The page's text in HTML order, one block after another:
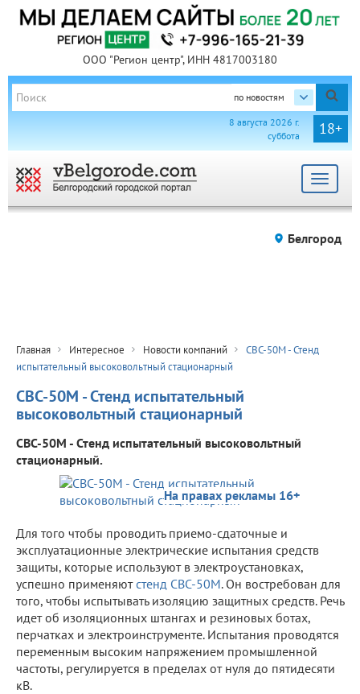
ООО "Регион центр", ИНН 4817003180
по новостям
18+
8 августа 2026 г.
суббота
Toggle
Белгород
Главная Интересное Новости компаний
СВС-50М - Стенд
испытательный высоковольтный стационарный
СВС-50М - Стенд испытательный
высоковольтный стационарный
СВС-50М - Стенд испытательный высоковольтный
стационарный.
На правах рекламы 16+
Для того чтобы проводить приемо-сдаточные и
эксплуатационные электрические испытания средств
защиты, которые используют в электроустановках,
успешно применяютстенд СВС-50М. Он востребован для
того, чтобы испытывать изоляцию защитных средств. Речь
идет об изоляционных штангах и резиновых ботах,
перчатках и электроинструменте. Испытания проводятся
переменным высоким напряжением промышленной
частоты, регулируется в пределах от нуля до пятидесяти
кВ.